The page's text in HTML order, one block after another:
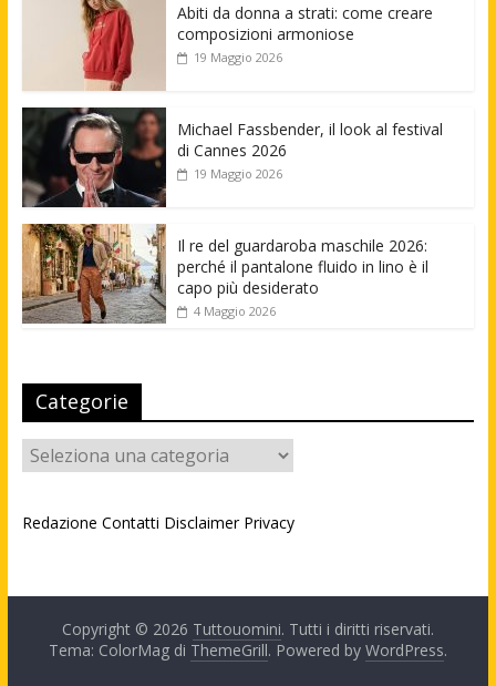
Abiti da donna a strati: come creare
composizioni armoniose
19 Maggio 2026
Michael Fassbender, il look al festival
di Cannes 2026
19 Maggio 2026
Il re del guardaroba maschile 2026:
perché il pantalone fluido in lino è il
capo più desiderato
4 Maggio 2026
Categorie
Categorie
Redazione Contatti Disclaimer Privacy
Copyright © 2026 Tuttouomini. Tutti i diritti riservati.
Tema: ColorMag di ThemeGrill. Powered by WordPress.